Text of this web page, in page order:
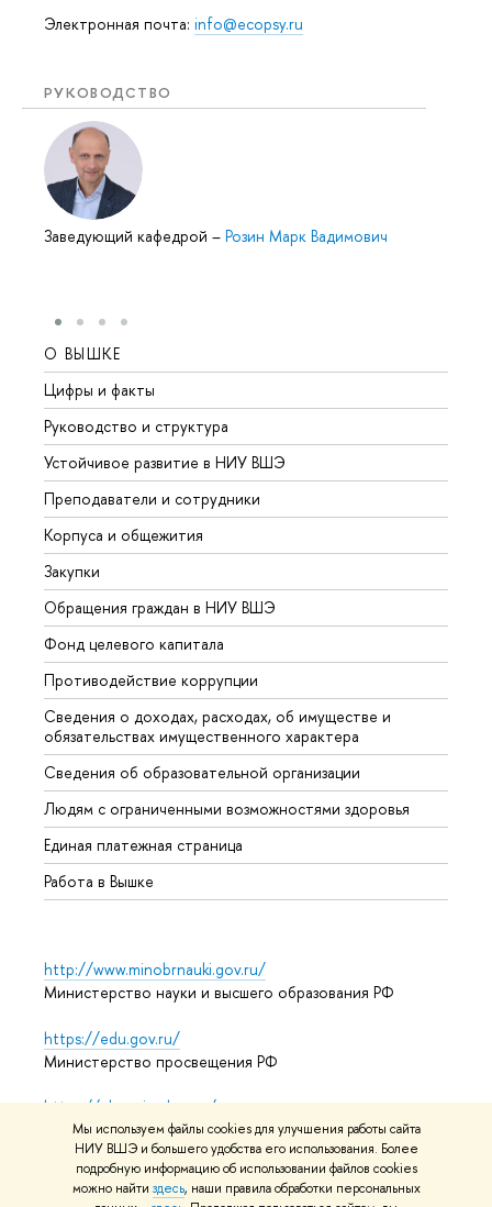
Мы используем файлы cookies для улучшения работы сайта
НИУ ВШЭ и большего удобства его использования. Более
подробную информацию об использовании файлов cookies
можно найти здесь, наши правила обработки персональных
Электронная почта: info@ecopsy.ru
РУКОВОДСТВО
Заведующий кафедрой – Розин Марк Вадимович
О ВЫШКЕ
Цифры и факты
Руководство и структура
Устойчивое развитие в НИУ ВШЭ
Преподаватели и сотрудники
Корпуса и общежития
Закупки
Обращения граждан в НИУ ВШЭ
Фонд целевого капитала
Противодействие коррупции
Сведения о доходах, расходах, об имуществе и
обязательствах имущественного характера
Сведения об образовательной организации
Людям с ограниченными возможностями здоровья
Единая платежная страница
Работа в Вышке
http://www.minobrnauki.gov.ru/
Министерство науки и высшего образования РФ
https://edu.gov.ru/
Министерство просвещения РФ
https://elearning.hse.ru/mooc
Массовые открытые онлайн-курсы